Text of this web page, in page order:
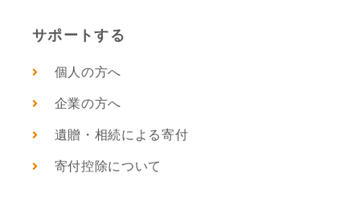
サポートする
個人の方へ
企業の方へ
遺贈・相続による寄付
寄付控除について